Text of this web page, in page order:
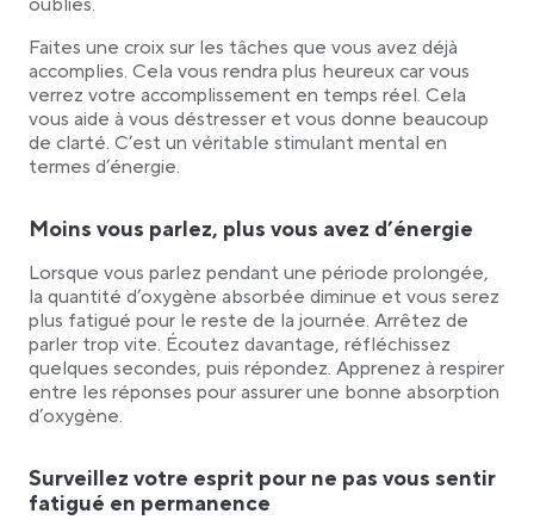
oubliés.
Faites une croix sur les tâches que vous avez déjà
accomplies. Cela vous rendra plus heureux car vous
verrez votre accomplissement en temps réel. Cela
vous aide à vous déstresser et vous donne beaucoup
de clarté. C’est un véritable stimulant mental en
termes d’énergie.
Moins vous parlez, plus vous avez d’énergie
Lorsque vous parlez pendant une période prolongée,
la quantité d’oxygène absorbée diminue et vous serez
plus fatigué pour le reste de la journée. Arrêtez de
parler trop vite. Écoutez davantage, réfléchissez
quelques secondes, puis répondez. Apprenez à respirer
entre les réponses pour assurer une bonne absorption
d’oxygène.
Surveillez votre esprit pour ne pas vous sentir
fatigué en permanence